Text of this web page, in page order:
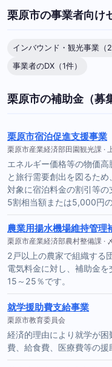
栗原市の事業者向け
インバウンド・観光事業（2
事業者のDX（1件）
栗原市の補助金（募
栗原市宿泊促進支援事業
栗原市産業経済部田園観光課
エネルギー価格等の物価
と旅行需要創出を図るた
対象に宿泊料金の割引等
5割相当額または5,000円
農業用揚水機場維持管理
栗原市産業経済部農村整備課 ·
2戸以上の農家で組織する
電気料金に対し、補助金
15～25％です。
就学援助費支給事業
栗原市教育委員会
経済的理由により就学が
費、給食費、医療費等の援